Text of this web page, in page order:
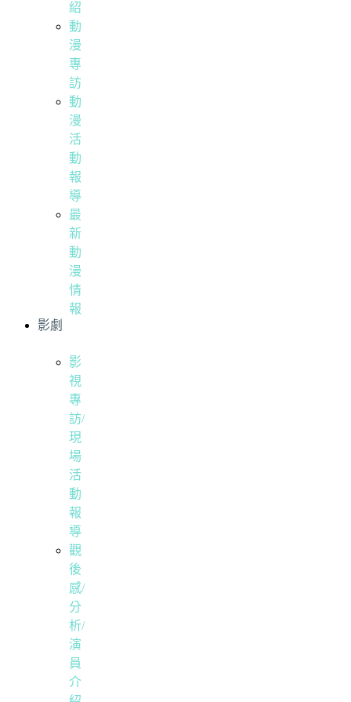
紹
動
漫
專
訪
動
漫
活
動
報
導
最
新
動
漫
情
報
影劇
影
視
專
訪/
現
場
活
動
報
導
觀
後
感/
分
析/
演
員
介